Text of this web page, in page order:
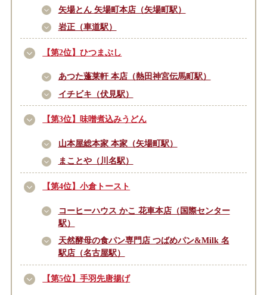
矢場とん 矢場町本店（矢場町駅）
岩正（車道駅）
【第2位】ひつまぶし
あつた蓬莱軒 本店（熱田神宮伝馬町駅）
イチビキ（伏見駅）
【第3位】味噌煮込みうどん
山本屋総本家 本家（矢場町駅）
まことや（川名駅）
【第4位】小倉トースト
コーヒーハウス かこ 花車本店（国際センター
駅）
天然酵母の食パン専門店 つばめパン&Milk 名
駅店（名古屋駅）
【第5位】手羽先唐揚げ